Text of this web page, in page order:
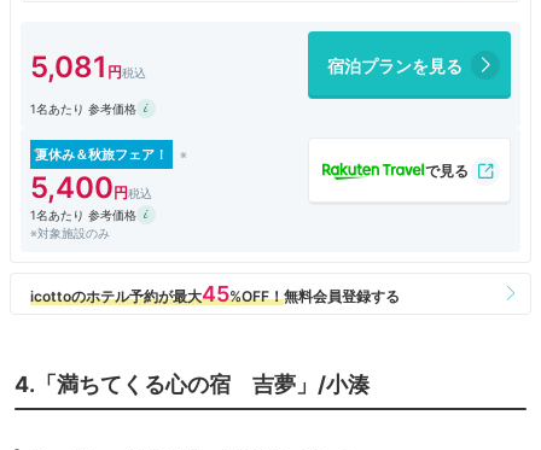
5,081 宿泊プランを見る
1名あたり 参考価格
夏休み＆秋旅フェア！
5,400
1名あたり 参考価格
※対象施設のみ
4.「満ちてくる心の宿 吉夢」/小湊